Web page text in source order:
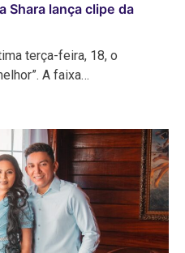
Shara lança clipe da
terça-feira, 18, o
A faixa…